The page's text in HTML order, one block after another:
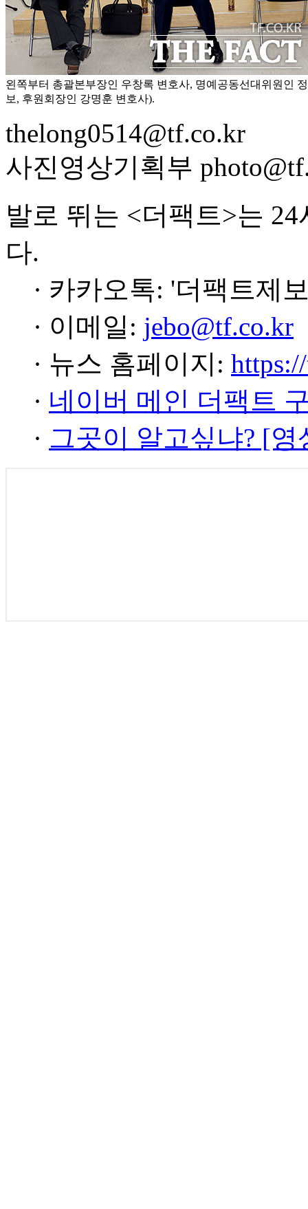
왼쪽부터 총괄본부장인 우창록 변호사, 명예공동선대위원인
보, 후원회장인 강명훈 변호사).
thelong0514@tf.co.kr
사진영상기획부
발로 뛰는 <더팩트>는
다.
· 카카오톡: '더팩트제
· 이메일: jebo@tf.co.kr
· 뉴스 홈페이지:
· 네이버 메인 더팩트
· 그곳이 알고싶냐? [